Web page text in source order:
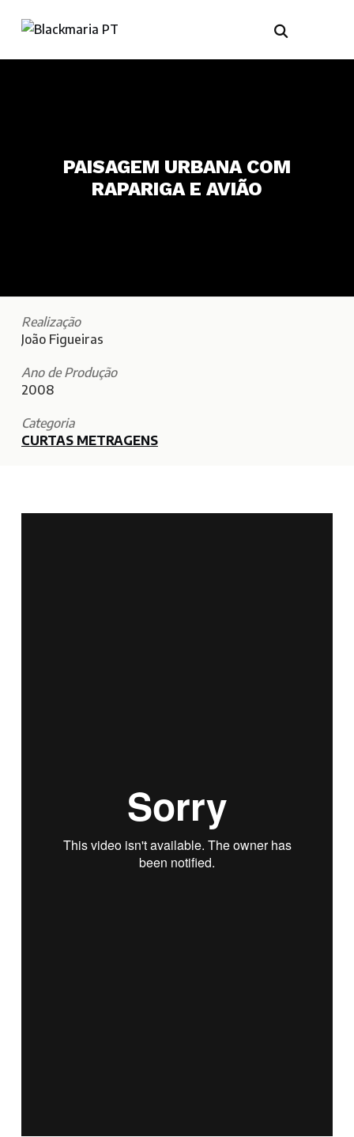
PAISAGEM URBANA COM
RAPARIGA E AVIÃO
Realização
João Figueiras
Ano de Produção
2008
Categoria
CURTAS METRAGENS